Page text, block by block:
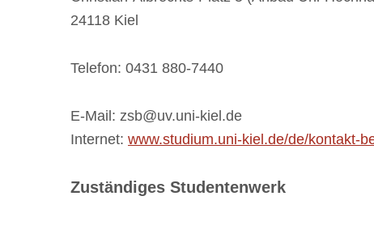
24118 Kiel
Telefon: 0431 880-7440
E-Mail: zsb@uv.uni-kiel.de
Internet: www.studium.uni-kiel.de/de/kontakt-
Zuständiges Studentenwerk